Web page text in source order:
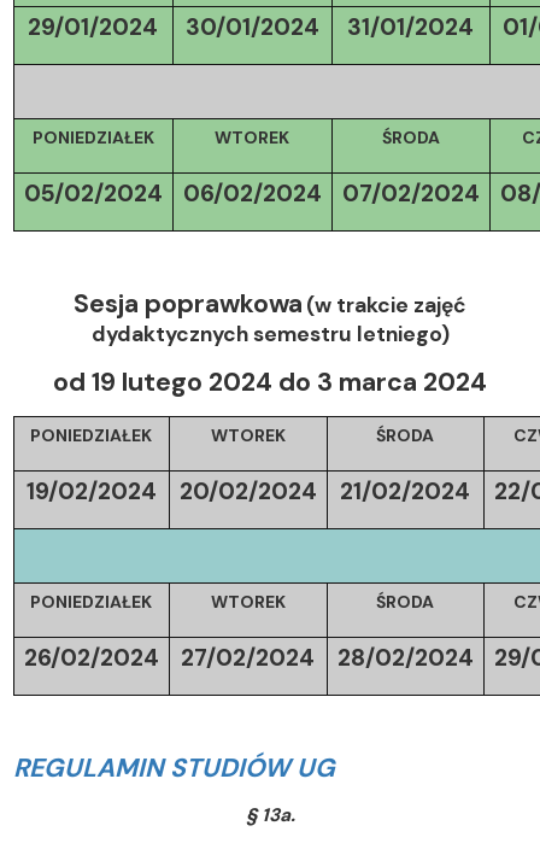
29/01/2024 30/01/2024 31/01/2024
PONIEDZIAŁEK WTOREK ŚRODA
05/02/2024 06/02/2024 07/02/2024
Sesja poprawkowa (w trakcie zajęć
dydaktycznych semestru letniego)
od 19 lutego 2024 do 3 marca 2024
PONIEDZIAŁEK WTOREK ŚRODA
19/02/2024 20/02/2024 21/02/2024 22/
PONIEDZIAŁEK WTOREK ŚRODA
26/02/2024 27/02/2024 28/02/2024 29/
REGULAMIN STUDIÓW UG
§ 13a.